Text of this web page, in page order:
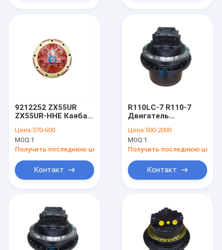
Продукты
Видеозаписи
9212252 ZX55UR
ZX55UR-HHE Каяба
конечный привод
путешествия
автозапчасти KYB
Цена:370-600
MOQ:1
Получить последнюю цену
Контакт
R110LC-7 R110-7
Двигатель
Финальный привод
Hyundai Excavator
31N3-40010 OEM
Цена:500-2000
MOQ:1
Получить последнюю цену
Контакт